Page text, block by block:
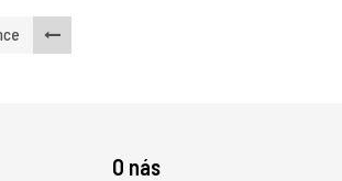
O nás